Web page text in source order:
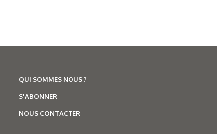
QUI SOMMES NOUS ?
S'ABONNER
NOUS CONTACTER